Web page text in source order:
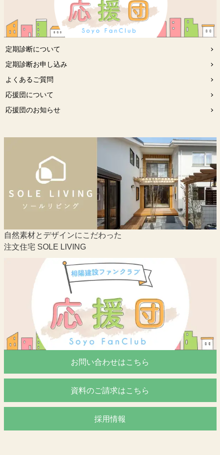
定期診断について
定期診断お申し込み
よくあるご質問
応援団について
応援団のお知らせ
自然素材とデザインにこだわった
注文住宅 SOLE LIVING
お問い合わせはこちら
資料のご請求はこちら
採用情報